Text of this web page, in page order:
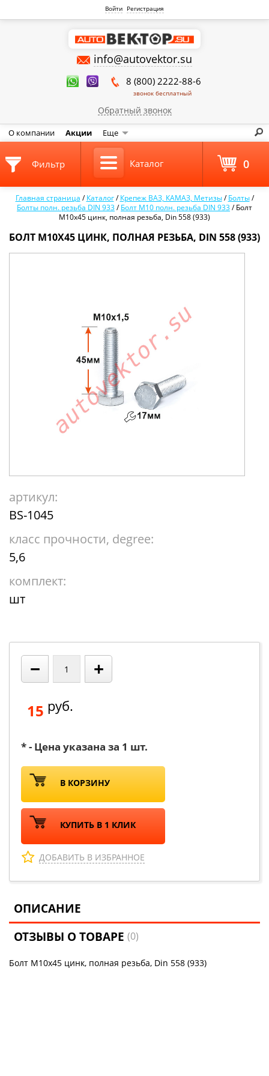
Войти Регистрация
info@autovektor.su
8 (800) 2222-88-6
звонок бесплатный
Обратный звонок
О компании Акции Еще
Главная страница /Каталог /Крепеж ВАЗ, КАМАЗ, Метизы /Болты /
Болты полн. резьба DIN 933/Болт М10 полн. резьба DIN 933/Болт
М10х45 цинк, полная резьба, Din 558 (933)
БОЛТ М10Х45 ЦИНК, ПОЛНАЯ РЕЗЬБА, DIN 558 (933)
артикул:
BS-1045
класс прочности, degree:
5,6
комплект:
шт
− +
15 руб.
* - Цена указана за 1 шт.
В КОРЗИНУ
КУПИТЬ В 1 КЛИК
ДОБАВИТЬ В ИЗБРАННОЕ
ОПИСАНИЕ
ОТЗЫВЫ О ТОВАРЕ(0)
Болт М10х45 цинк, полная резьба, Din 558 (933)
Фильтр Каталог 0